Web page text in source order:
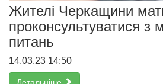
Жителі Черкащини
проконсультуватися з
питань
14.03.23 14:50